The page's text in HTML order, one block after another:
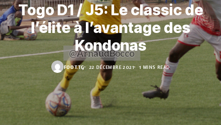
Togo D1 / J5: Le classic de
l’élite à l’avantage des
Kondonas
FOOT.TG 22 DÉCEMBRE 2021 1 MINS READ